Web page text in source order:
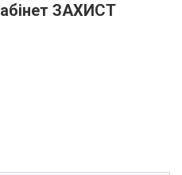
ЗАХИСТ